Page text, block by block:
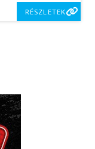
RÉSZLETEK